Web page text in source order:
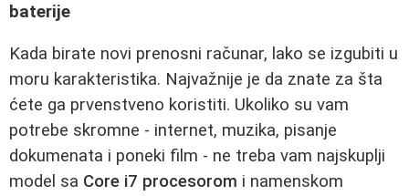
baterije
Kada birate novi prenosni računar, lako se izgubiti u
moru karakteristika. Najvažnije je da znate za šta
ćete ga prvenstveno koristiti. Ukoliko su vam
potrebe skromne - internet, muzika, pisanje
dokumenata i poneki film - ne treba vam najskuplji
model sa Core i7 procesorom i namenskom